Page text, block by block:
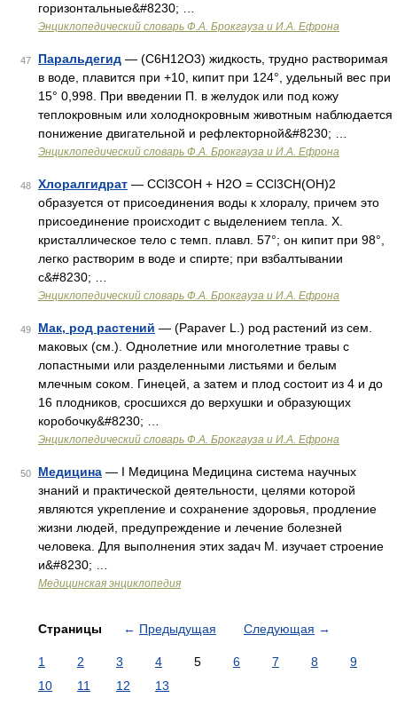
горизонтальные&#8230; …
Энциклопедический словарь Ф.А. Брокгауза и И.А. Ефрона
47 Паральдегид — (С6Н12О3) жидкость, трудно растворимая
в воде, плавится при +10, кипит при 124°, удельный вес при
15° 0,998. При введении П. в желудок или под кожу
теплокровным или холоднокровным животным наблюдается
понижение двигательной и рефлекторной&#8230; …
Энциклопедический словарь Ф.А. Брокгауза и И.А. Ефрона
48 Хлоралгидрат — CCl3COH + H2O = CCl3CH(ОН)2
образуется от присоединения воды к хлоралу, причем это
присоединение происходит с выделением тепла. X.
кристаллическое тело с темп. плавл. 57°; он кипит при 98°,
легко растворим в воде и спирте; при взбалтывании
с&#8230; …
Энциклопедический словарь Ф.А. Брокгауза и И.А. Ефрона
49 Мак, род растений — (Papaver L.) род растений из сем.
маковых (см.). Однолетние или многолетние травы с
лопастными или разделенными листьями и белым
млечным соком. Гинецей, а затем и плод состоит из 4 и до
16 плодников, сросшихся до верхушки и образующих
коробочку&#8230; …
Энциклопедический словарь Ф.А. Брокгауза и И.А. Ефрона
50 Медицина — I Медицина Медицина система научных
знаний и практической деятельности, целями которой
являются укрепление и сохранение здоровья, продление
жизни людей, предупреждение и лечение болезней
человека. Для выполнения этих задач М. изучает строение
и&#8230; …
Медицинская энциклопедия
Страницы ← Предыдущая Следующая →
1 2 3 4 5 6 7 8
9
10
11 12 13